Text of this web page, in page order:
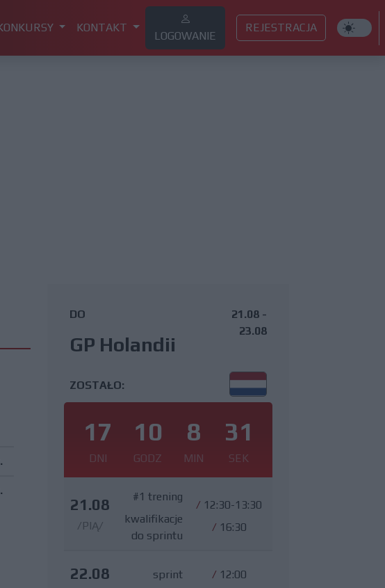
KONTAKT
LOGOWANIE
REJESTRACJA
DO
GP Holandii
21.08 -
23.08
ZOSTAŁO:
17
DNI
10
GODZ
8
MIN
30
SEK
21.08
/PIĄ/
#1 trening
kwalifikacje
do sprintu
/ 12:30-13:30
/ 16:30
22.08
sprint
/ 12:00